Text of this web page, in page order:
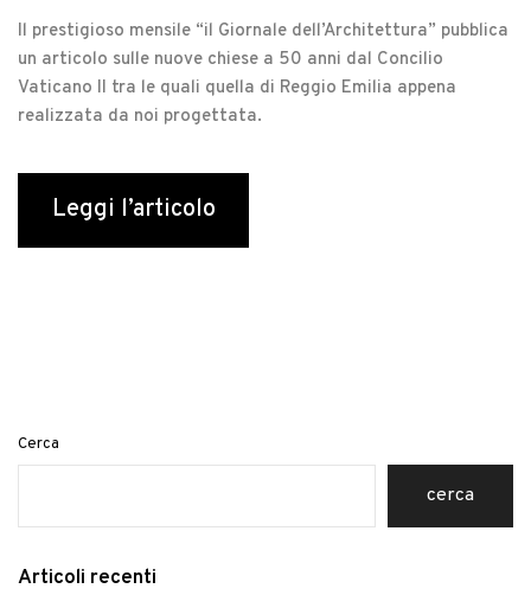
Il prestigioso mensile “il Giornale dell’Architettura” pubblica
un articolo sulle nuove chiese a 50 anni dal Concilio
Vaticano II tra le quali quella di Reggio Emilia appena
realizzata da noi progettata.
Leggi l’articolo
Cerca
cerca
Articoli recenti